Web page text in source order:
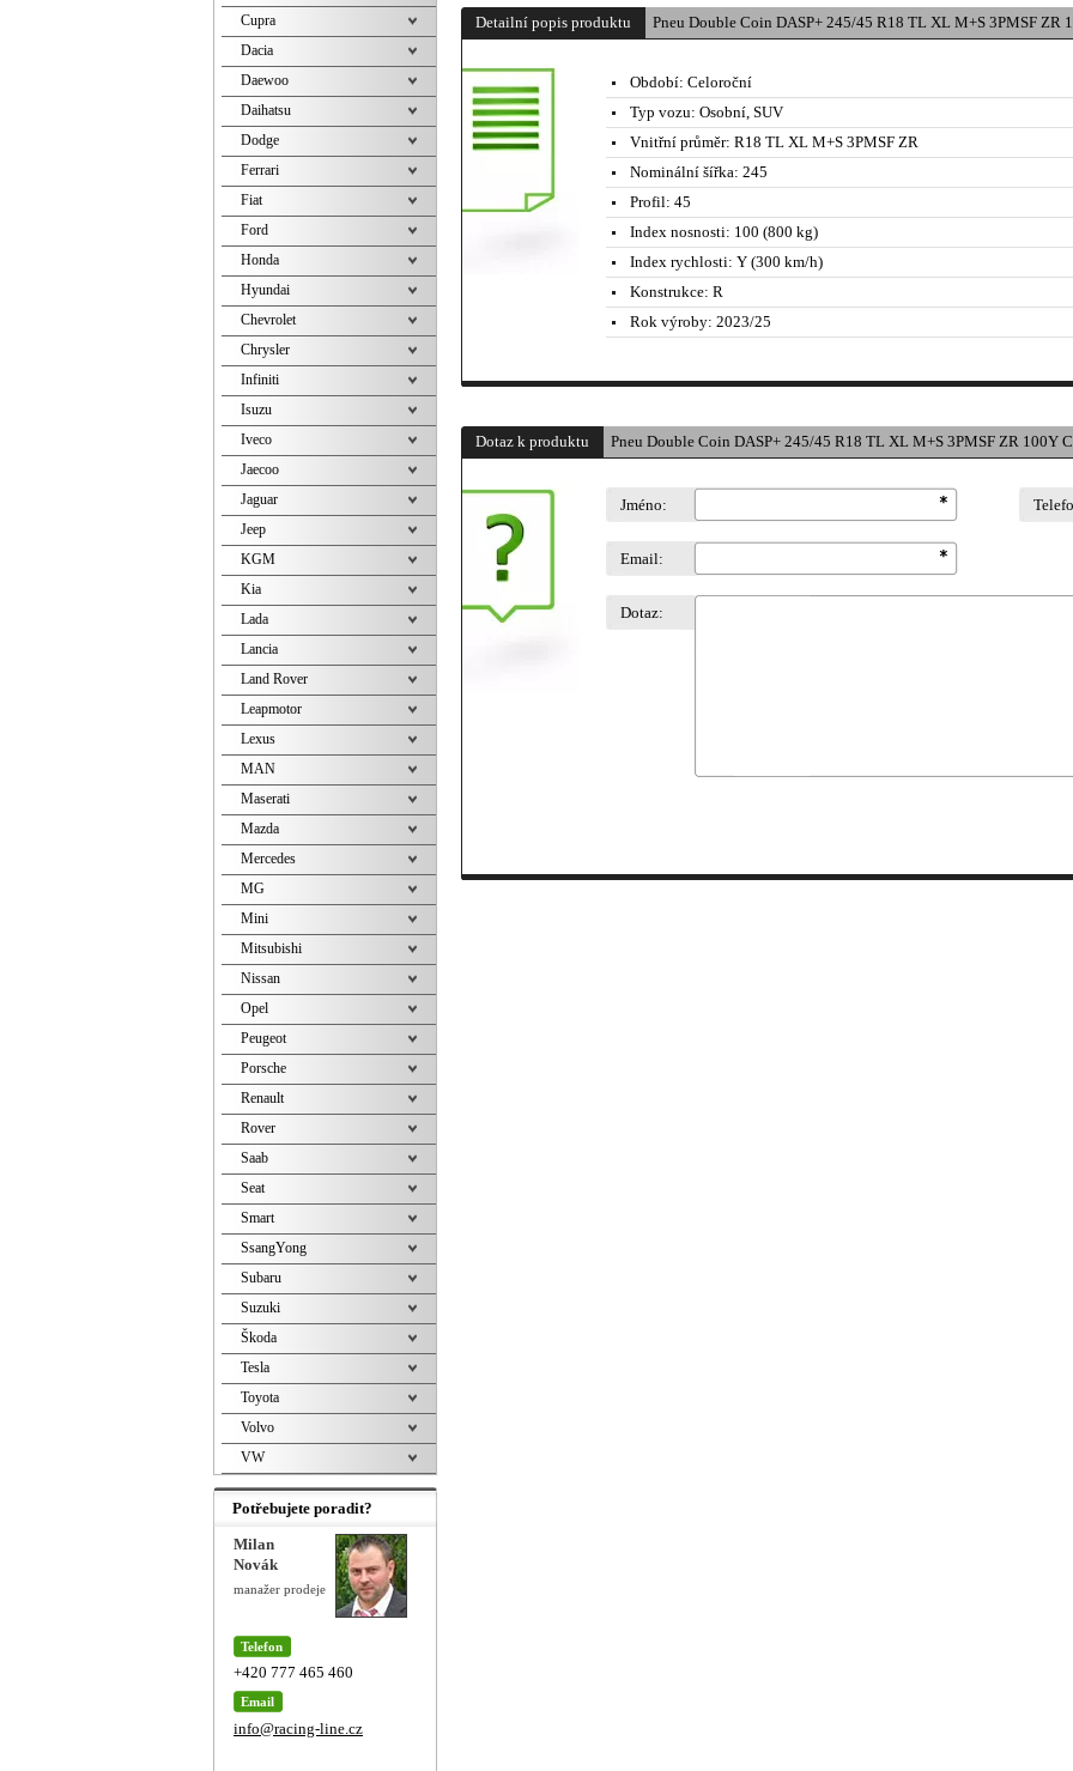
Detailní popis produktu Pneu Double Coin DASP+ 245/45 R18 TL XL M+S 3PMSF ZR
Období: Celoroční
Typ vozu: Osobní, SUV
Vnitřní průměr: R18 TL XL M+S 3PMSF ZR
Nominální šířka: 245
Profil: 45
Index nosnosti: 100 (800 kg)
Index rychlosti: Y (300 km/h)
Konstrukce: R
Rok výroby: 2023/25
Dotaz k produktu Pneu Double Coin DASP+ 245/45 R18 TL XL M+S 3PMSF ZR 100Y
Jméno:
Email:
Dotaz:
Cupra
Dacia
Daewoo
Daihatsu
Dodge
Ferrari
Fiat
Ford
Honda
Hyundai
Chevrolet
Chrysler
Infiniti
Isuzu
Iveco
Jaecoo
Jaguar
Jeep
KGM
Kia
Lada
Lancia
Land Rover
Leapmotor
Lexus
MAN
Maserati
Mazda
Mercedes
MG
Mini
Mitsubishi
Nissan
Opel
Peugeot
Porsche
Renault
Rover
Saab
Seat
Smart
SsangYong
Subaru
Suzuki
Škoda
Tesla
Toyota
Volvo
VW
Potřebujete poradit?
Milan
Novák
manažer prodeje
Telefon
+420 777 465 460
Email
info@racing-line.cz